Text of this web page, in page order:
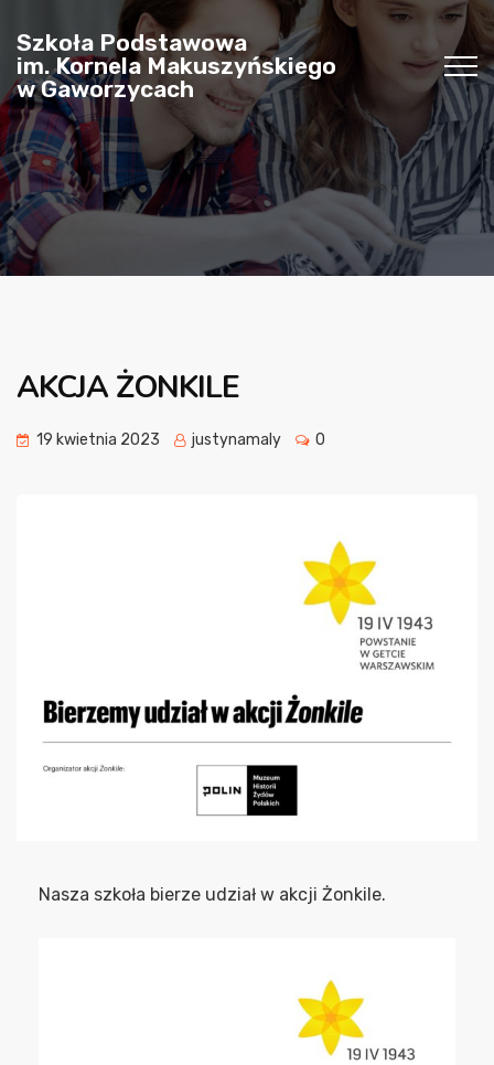
Szkoła Podstawowa
im. Kornela Makuszyńskiego
w Gaworzycach
AKCJA ŻONKILE
19 kwietnia 2023 justynamaly 0
Nasza szkoła bierze udział w akcji Żonkile.